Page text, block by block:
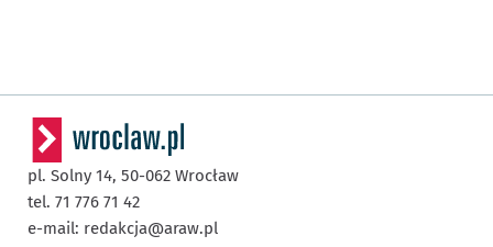
pl. Solny 14, 50-062 Wrocław
tel. 71 776 71 42
e-mail: redakcja@araw.pl